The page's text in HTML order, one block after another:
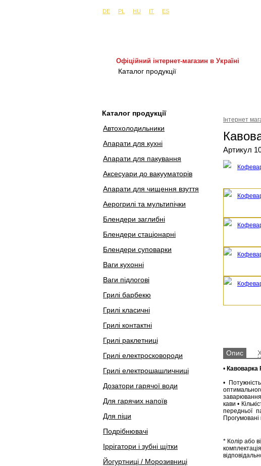
DE
PL HU IT ES
Офіційний інтернет-магазин в Україні
Каталог продукції
Каталог продукції
Автохолодильники
Апарати для кухні
Апарати для пакування
Аксесуари до вакууматорів
Апарати для чищення взуття
Аерогрилі та мультипічки
Блендери заглибні
Блендери стаціонарні
Блендери суповарки
Ваги кухонні
Ваги підлогові
Грилі барбекю
Грилі класичні
Грилі контактні
Грилі раклетниці
Грилі електросковороди
Грилі електрошашличниці
Дозатори гарячої води
Для гарячих напоїв
Для піци
Подрібнювачі
Іррігатори і зубні щітки
Йогуртниці / Морозивниці
Інтернет
Артикул
Опис
• Кавоварка
•
кави •
передньої
Прогумовані
* Колір або